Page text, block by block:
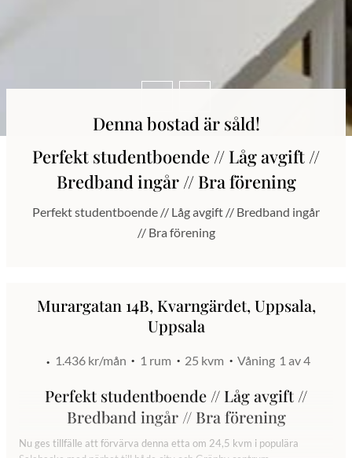
Denna bostad är såld!
Perfekt studentboende // Låg avgift //
Bredband ingår // Bra förening
Perfekt studentboende // Låg avgift // Bredband ingår
// Bra förening
Murargatan 14B, Kvarngärdet, Uppsala,
Uppsala
1.436 kr/mån 1 rum 25 kvm Våning 1 av 4
Perfekt studentboende // Låg avgift //
Bredband ingår // Bra förening
Nu ges tillfälle att förvärva denna etta om 24,5 kvm i populära